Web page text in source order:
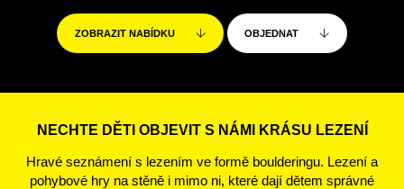
ZOBRAZIT NABÍDKU OBJEDNAT
NECHTE DĚTI OBJEVIT S NÁMI KRÁSU LEZENÍ
Hravé seznámení s lezením ve formě boulderingu. Lezení a
pohybové hry na stěně i mimo ni, které dají dětem správné